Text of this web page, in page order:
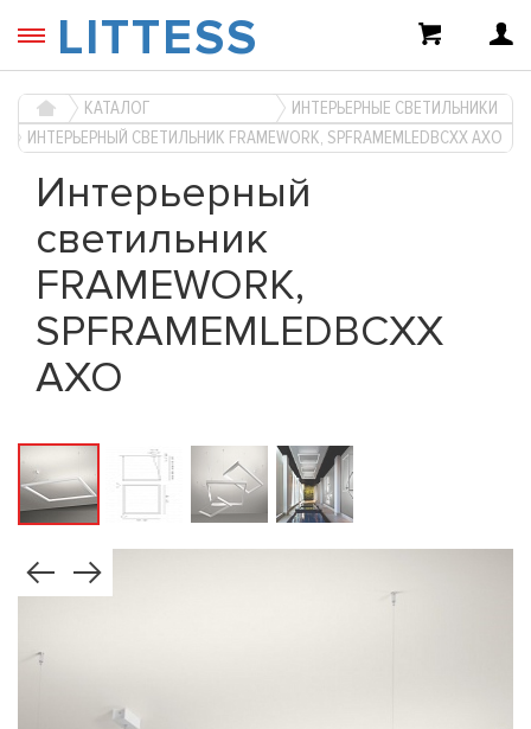
LITTESS
КАТАЛОГ
ИНТЕРЬЕРНЫЕ СВЕТИЛЬНИКИ
ИНТЕРЬЕРНЫЙ СВЕТИЛЬНИК FRAMEWORK, SPFRAMEMLEDBCXX AXO
Интерьерный
светильник
FRAMEWORK,
SPFRAMEMLEDBCXX
AXO